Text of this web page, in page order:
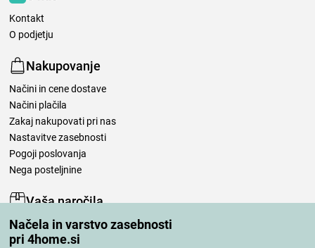
Načela in varstvo zasebnosti
pri 4home.si
Kontakt
O podjetju
Nakupovanje
Načini in cene dostave
Načini plačila
Zakaj nakupovati pri nas
Nastavitve zasebnosti
Pogoji poslovanja
Nega posteljnine
Vaša naročila
Moj račun
Pregled naročil